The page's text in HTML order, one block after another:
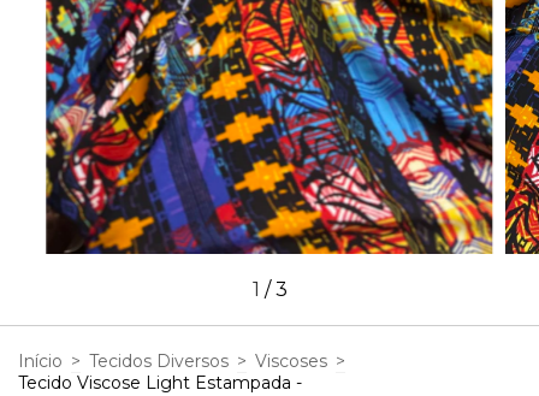
1 /3
Início > Tecidos Diversos > Viscoses >
Tecido Viscose Light Estampada -